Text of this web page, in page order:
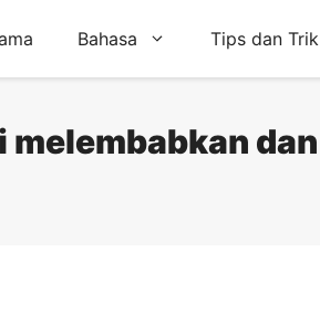
Bahasa Tips dan Trik
dan